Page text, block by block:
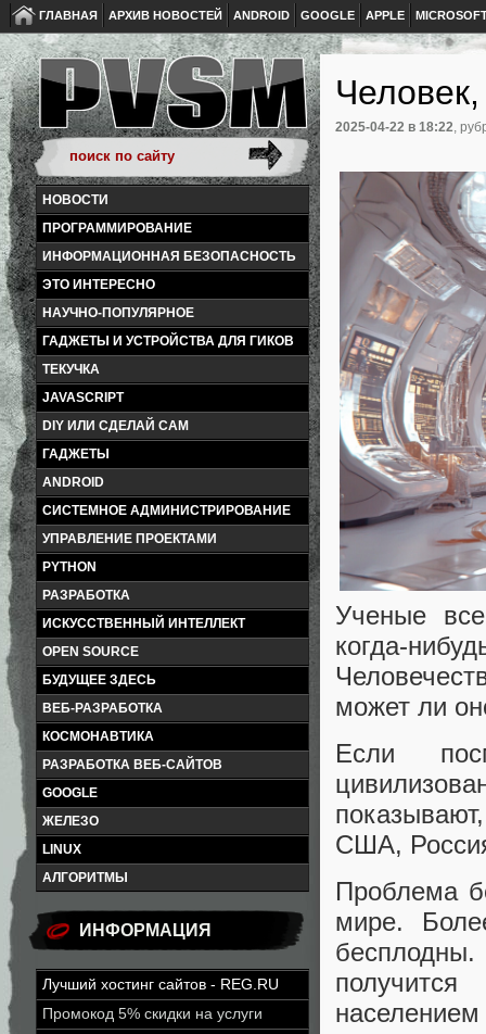
ГЛАВНАЯ АРХИВ НОВОСТЕЙ ANDROID GOOGLE APPLE
НОВОСТИ
ПРОГРАММИРОВАНИЕ
ИНФОРМАЦИОННАЯ БЕЗОПАСНОСТЬ
ЭТО ИНТЕРЕСНО
НАУЧНО-ПОПУЛЯРНОЕ
ГАДЖЕТЫ И УСТРОЙСТВА ДЛЯ ГИКОВ
ТЕКУЧКА
JAVASCRIPT
DIY ИЛИ СДЕЛАЙ САМ
ГАДЖЕТЫ
ANDROID
СИСТЕМНОЕ АДМИНИСТРИРОВАНИЕ
УПРАВЛЕНИЕ ПРОЕКТАМИ
PYTHON
РАЗРАБОТКА
ИСКУССТВЕННЫЙ ИНТЕЛЛЕКТ
OPEN SOURCE
БУДУЩЕЕ ЗДЕСЬ
ВЕБ-РАЗРАБОТКА
КОСМОНАВТИКА
РАЗРАБОТКА ВЕБ-САЙТОВ
GOOGLE
ЖЕЛЕЗО
LINUX
АЛГОРИТМЫ
ИНФОРМАЦИЯ
Лучший хостинг сайтов - REG.RU
Промокод 5% скидки на услуги
2025-04-22 в 18:22,
Ученые
когда-
может ли
Если
США,
Проблема
мире.